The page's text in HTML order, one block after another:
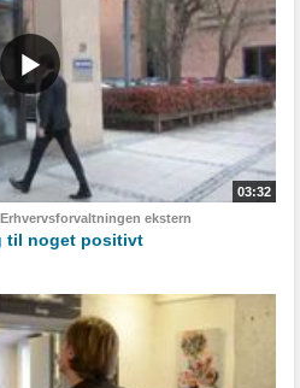
03:32
ekstern
til noget positivt